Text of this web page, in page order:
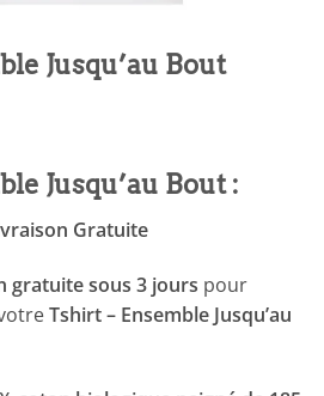
Jusqu’au Bout
Jusqu’au Bout :
Gratuite
gratuite sous 3 jours pour
Tshirt – Ensemble Jusqu’au